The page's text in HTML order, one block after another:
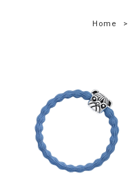
Home